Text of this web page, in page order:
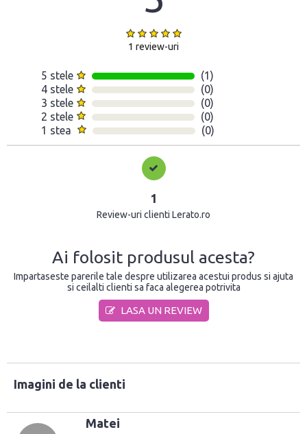
1 review-uri
5 stele
(1)
4 stele
(0)
3 stele
(0)
2 stele
(0)
1 stea
(0)
1
Review-uri clienti Lerato.ro
Ai folosit produsul acesta?
Impartaseste parerile tale despre utilizarea acestui produs si ajuta
si ceilalti clienti sa faca alegerea potrivita
LASA UN REVIEW
Imagini de la clienti
Matei